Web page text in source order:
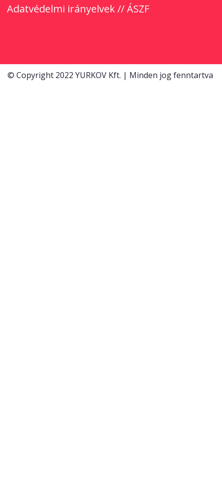
Adatvédelmi irányelvek//ÁSZF
© Copyright 2022 YURKOV Kft. | Minden jog fenntartva